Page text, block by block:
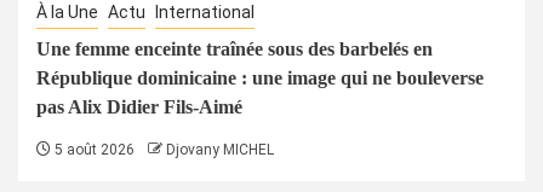
À la Une Actu International
Une femme enceinte traînée sous des barbelés en
République dominicaine : une image qui ne bouleverse
pas Alix Didier Fils-Aimé
5 août 2026 Djovany MICHEL